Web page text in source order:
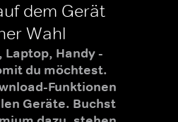
dem Gerät
Wahl
Laptop, Handy -
du möchtest.
Funktionen
Geräte. Buchst